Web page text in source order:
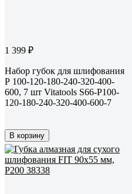
1 399 ₽
Набор губок для шлифования
Р 100-120-180-240-320-400-
600, 7 шт Vitatools S66-P100-
120-180-240-320-400-600-7
В корзину